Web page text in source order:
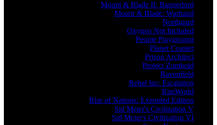
Mount & Blade II: Bannerlord
Mount & Blade: Warband
Northgard
Oxygen Not Included
People Playground
Planet Coaster
Prison Architect
Project Zomboid
Ravenfield
Rebel Inc: Escalation
RimWorld
Rise of Nations: Extended Edition
Sid Meier's Civilization V
Sid Meier's Civilization VI